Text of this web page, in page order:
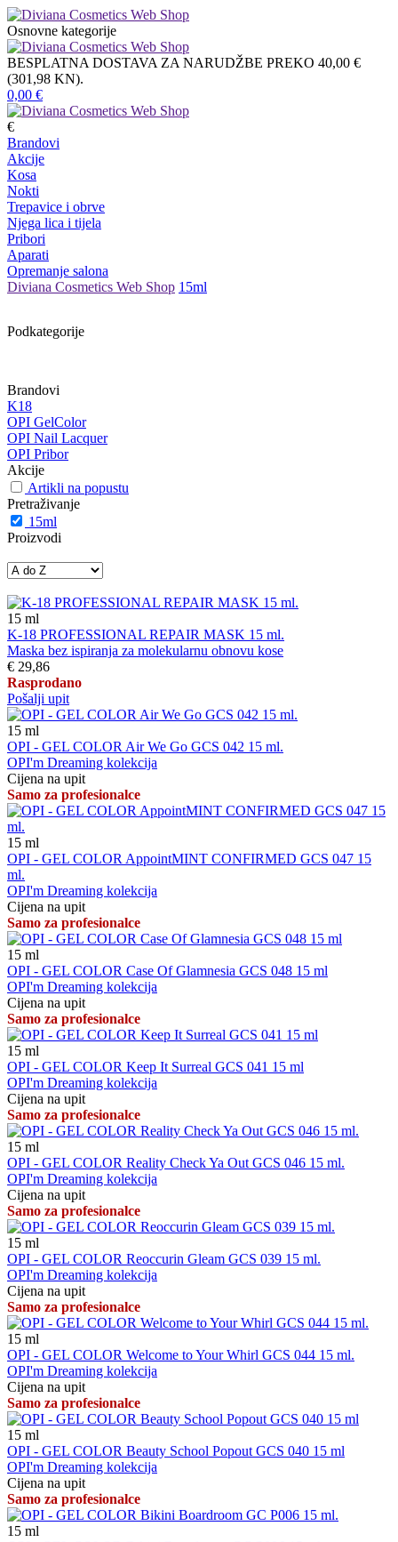
Osnovne kategorije
BESPLATNA DOSTAVA ZA NARUDŽBE PREKO 40,00 €
(301,98 KN).
0,00 €
€
Brandovi
Akcije
Kosa
Nokti
Trepavice i obrve
Njega lica i tijela
Pribori
Aparati
Opremanje salona
Diviana Cosmetics Web Shop 15ml
Podkategorije
Brandovi
K18
OPI GelColor
OPI Nail Lacquer
OPI Pribor
Akcije
Artikli na popustu
Pretraživanje
15ml
Proizvodi
15 ml
K-18 PROFESSIONAL REPAIR MASK 15 ml.
Maska bez ispiranja za molekularnu obnovu kose
€ 29,86
Rasprodano
Pošalji upit
15 ml
OPI - GEL COLOR Air We Go GCS 042 15 ml.
OPI'm Dreaming kolekcija
Cijena na upit
Samo za profesionalce
15 ml
OPI - GEL COLOR AppointMINT CONFIRMED GCS 047 15
ml.
OPI'm Dreaming kolekcija
Cijena na upit
Samo za profesionalce
15 ml
OPI - GEL COLOR Case Of Glamnesia GCS 048 15 ml
OPI'm Dreaming kolekcija
Cijena na upit
Samo za profesionalce
15 ml
OPI - GEL COLOR Keep It Surreal GCS 041 15 ml
OPI'm Dreaming kolekcija
Cijena na upit
Samo za profesionalce
15 ml
OPI - GEL COLOR Reality Check Ya Out GCS 046 15 ml.
OPI'm Dreaming kolekcija
Cijena na upit
Samo za profesionalce
15 ml
OPI - GEL COLOR Reoccurin Gleam GCS 039 15 ml.
OPI'm Dreaming kolekcija
Cijena na upit
Samo za profesionalce
15 ml
OPI - GEL COLOR Welcome to Your Whirl GCS 044 15 ml.
OPI'm Dreaming kolekcija
Cijena na upit
Samo za profesionalce
15 ml
OPI - GEL COLOR Beauty School Popout GCS 040 15 ml
OPI'm Dreaming kolekcija
Cijena na upit
Samo za profesionalce
15 ml